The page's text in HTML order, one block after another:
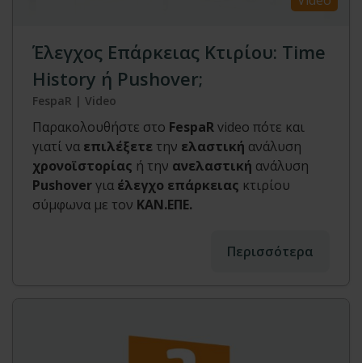
Έλεγχος Επάρκειας Κτιρίου: Time
History ή Pushover;
FespaR | Video
Παρακολουθήστε στο FespaRvideo πότε και
γιατί να επιλέξετε την ελαστική ανάλυση
χρονοϊστορίας ή την ανελαστική ανάλυση
Pushoverγια έλεγχο επάρκειας κτιρίου
σύμφωνα με τον ΚΑΝ.ΕΠΕ.
Περισσότερα